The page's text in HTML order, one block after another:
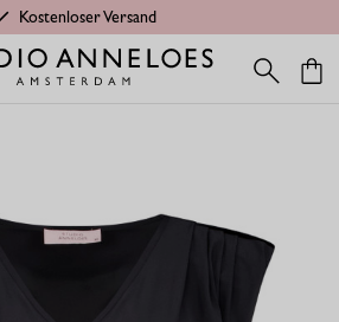
Kostenloser Versand
aus Travelstoff Travelstoff Shirts &